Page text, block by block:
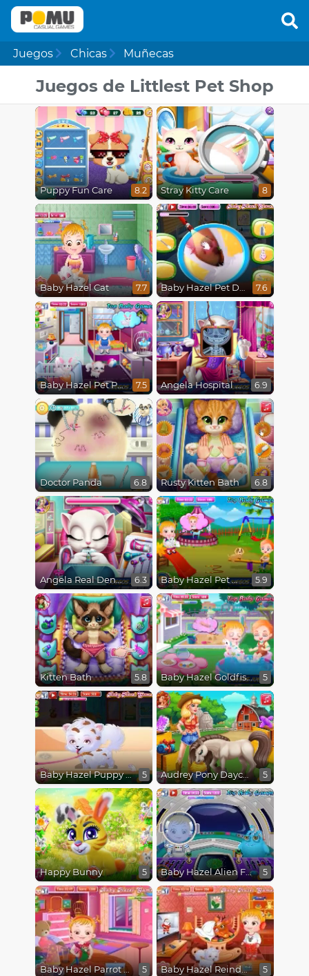
Juegos Chicas Muñecas
Juegos de Littlest Pet Shop
Puppy Fun Care 8.2 Stray Kitty Care 8
Baby Hazel Cat 7.7 Baby Hazel Pet Doctor 7.6
Baby Hazel Pet Party 7.5 Angela Hospital Recovery 6.9
Doctor Panda 6.8 Rusty Kitten Bath 6.8
Angela Real Dentist 6.3 Baby Hazel Pet Hospital 5.9
Kitten Bath 5.8 Baby Hazel Goldfish 5
Baby Hazel Puppy Care 5 Audrey Pony Daycare 5
Happy Bunny 5 Baby Hazel Alien Friend 5
Baby Hazel Parrot Care 5 Baby Hazel Reindeer Surprise 5